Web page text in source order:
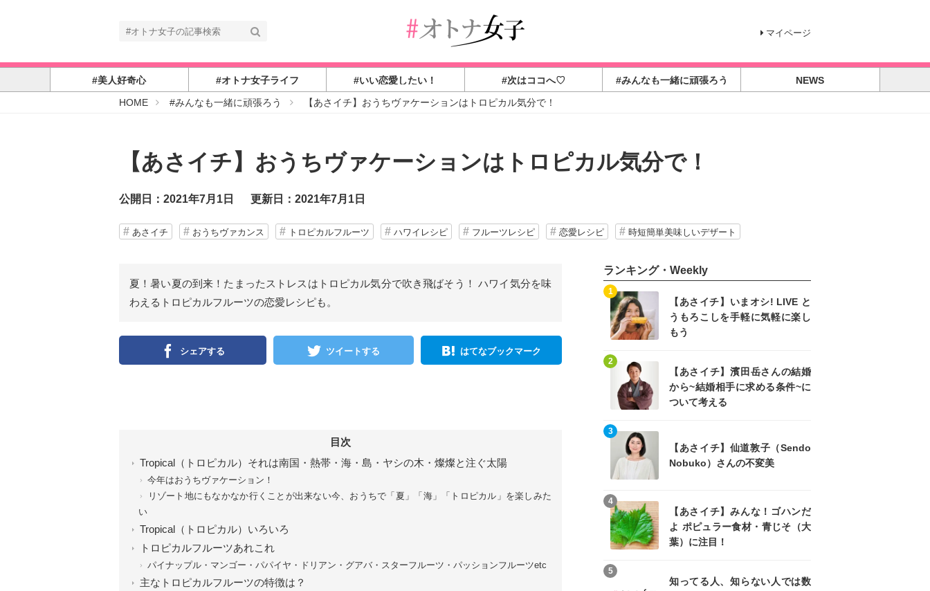
マイページ
#美人好奇心 #オトナ女子ライフ #いい恋愛したい！ #次はココへ♡ #みんなも一緒に頑張ろう
NEWS
HOME#
子
#みんなも一緒に頑張ろう 【あさイチ】おうちヴァケーションはトロピカル気分で！
【あさイチ】おうちヴァケーションはトロピカル気分で！
公開日：2021年7月1日 更新日：2021年7月1日
あさイチ おうちヴァカンス トロピカルフルーツ ハワイレシピ フルーツレシピ 恋愛レシピ 時短簡単美味しいデザート
夏！暑い夏の到来！たまったストレスはトロピカル気分で吹き飛ばそう！ ハワイ気分を味
わえるトロピカルフルーツの恋愛レシピも。
シェアする ツイートする はてなブックマーク
目次
Tropical（トロピカル）それは南国・熱帯・海・島・ヤシの木・燦燦と注ぐ太陽
今年はおうちヴァケーション！
リゾート地にもなかなか行くことが出来ない今、おうちで「夏」「海」「トロピカル」を楽しみた
い
Tropical（トロピカル）いろいろ
トロピカルフルーツあれこれ
パイナップル・マンゴー・パパイヤ・ドリアン・グアバ・スターフルーツ・パッションフルーツetc
主なトロピカルフルーツの特徴は？
ランキング・Weekly
【あさイチ】いまオシ! LIVE と
うもろこしを手軽に気軽に楽し
もう
1
【あさイチ】濱田岳さんの結婚
から~結婚相手に求める条件~に
ついて考える
2
【あさイチ】仙道敦子（Sendo
Nobuko）さんの不変美
3
【あさイチ】みんな！ゴハンだ
よ ポピュラー食材・青じそ（大
葉）に注目！
4
知ってる人、知らない人では数
5